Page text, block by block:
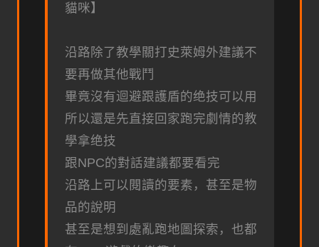
貓咪】
沿路除了教學關打史萊姆外建議不
要再做其他戰鬥
畢竟沒有迴避跟護盾的绝技可以用
所以還是先直接回家跑完劇情的教
學拿绝技
跟NPC的對話建議都要看完
沿路上可以閱讀的要素，甚至是物
品的說明
甚至是想到處亂跑地圖探索，也都